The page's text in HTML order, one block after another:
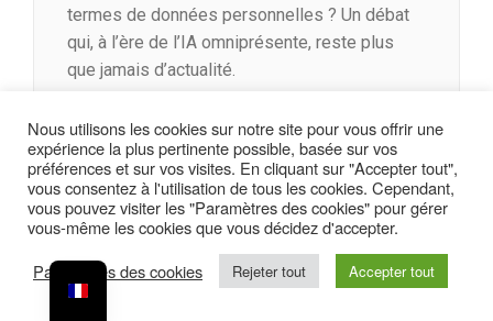
termes de données personnelles ? Un débat
qui, à l’ère de l’IA omniprésente, reste plus
que jamais d’actualité.
Wladimir Lapostolle
intelligence artificielle
, internet ,réseau
social
, sécurité ,site internet ,web
Cyber-sécurité
,Intelligence Artificielle ,
Réseau social ,Site internet
Nous utilisons les cookies sur notre site pour vous offrir une
expérience la plus pertinente possible, basée sur vos
préférences et sur vos visites. En cliquant sur "Accepter tout",
vous consentez à l'utilisation de tous les cookies. Cependant,
vous pouvez visiter les "Paramètres des cookies" pour gérer
vous-même les cookies que vous décidez d'accepter.
Paramètres des cookies
Rejeter tout Accepter tout